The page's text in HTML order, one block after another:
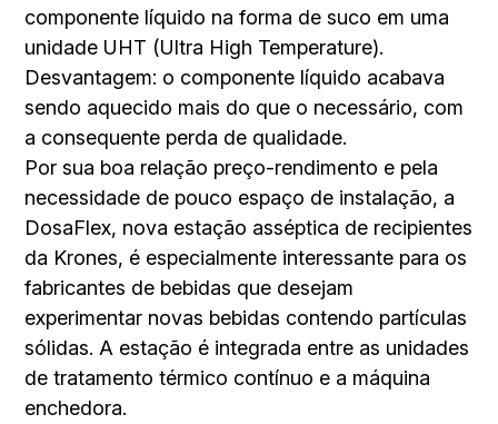
componente líquido na forma de suco em uma
unidade UHT (Ultra High Temperature).
Desvantagem: o componente líquido acabava
sendo aquecido mais do que o necessário, com
a consequente perda de qualidade.
Por sua boa relação preço-rendimento e pela
necessidade de pouco espaço de instalação, a
DosaFlex, nova estação asséptica de recipientes
da Krones, é especialmente interessante para os
fabricantes de bebidas que desejam
experimentar novas bebidas contendo partículas
sólidas. A estação é integrada entre as unidades
de tratamento térmico contínuo e a máquina
enchedora.